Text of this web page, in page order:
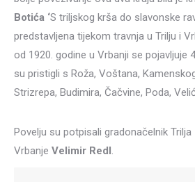
Botića ‘S triljskog krša do slavonske
predstavljena tijekom travnja u Trilju i
od 1920. godine u Vrbanji se pojavljuje
su pristigli s Roža, Voštana,
Strizrepa, Budimira, Čačvine, Poda,
Povelju su potpisali gradonačelnik Trilja
Vrbanje Velimir Redl.